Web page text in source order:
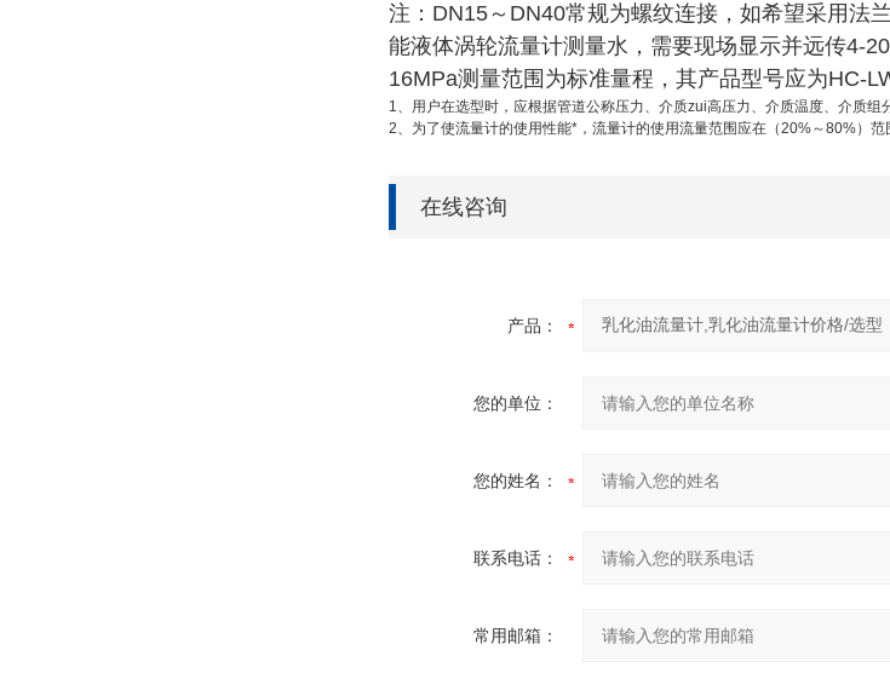
注：DN15～DN40常规为螺纹连接，如希望采用法
能液体涡轮流量计测量水，需要现场显示并远传4-
16MPa测量范围为标准量程，其产品型号应为HC-
1、用户在选型时，应根据管道公称压力、介质zui高压力、介质温度、介质组
2、为了使流量计的使用性能*，流量计的使用流量范围应在（20%～80%）范
在线咨询
产品：
您的单位：
您的姓名：
联系电话：
常用邮箱：